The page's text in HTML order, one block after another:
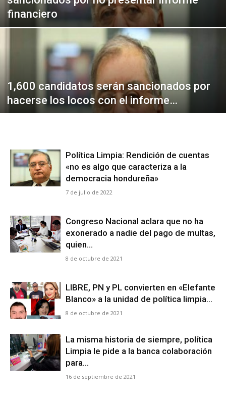
Alianza Patriotica
Centro Social Cristianos
Nueva Ruta
Noticias
Contáctenos
Manténgase informado de nuestro contenido, recibiendo
noticias directamente en su correo electrónico.
Síganos
Alianza Patriotica
Centro Social Cristianos
Nueva Ruta
Noticias
Contáctenos
Manténgase informado de nuestro contenido, recibiendo
noticias directamente en su correo electrónico.
Síganos
financiero
1,600 candidatos serán sancionados por
hacerse los locos con el informe…
Política Limpia: Rendición de cuentas
«no es algo que caracteriza a la
democracia hondureña»
7 de julio de 2022
Congreso Nacional aclara que no ha
exonerado a nadie del pago de multas,
quien...
8 de octubre de 2021
LIBRE, PN y PL convierten en «Elefante
Blanco» a la unidad de política limpia...
8 de octubre de 2021
La misma historia de siempre, política
Limpia le pide a la banca colaboración
para...
16 de septiembre de 2021